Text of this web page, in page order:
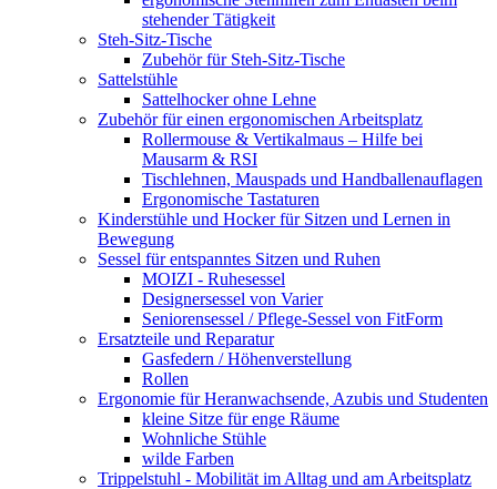
stehender Tätigkeit
Steh-Sitz-Tische
Zubehör für Steh-Sitz-Tische
Sattelstühle
Sattelhocker ohne Lehne
Zubehör für einen ergonomischen Arbeitsplatz
Rollermouse & Vertikalmaus – Hilfe bei
Mausarm & RSI
Tischlehnen, Mauspads und Handballenauflagen
Ergonomische Tastaturen
Kinderstühle und Hocker für Sitzen und Lernen in
Bewegung
Sessel für entspanntes Sitzen und Ruhen
MOIZI - Ruhesessel
Designersessel von Varier
Seniorensessel / Pflege-Sessel von FitForm
Ersatzteile und Reparatur
Gasfedern / Höhenverstellung
Rollen
Ergonomie für Heranwachsende, Azubis und Studenten
kleine Sitze für enge Räume
Wohnliche Stühle
wilde Farben
Trippelstuhl - Mobilität im Alltag und am Arbeitsplatz